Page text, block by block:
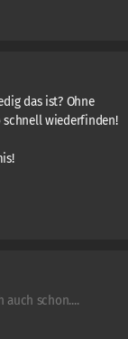
das ist? Ohne
wiederfinden!
auch schon....